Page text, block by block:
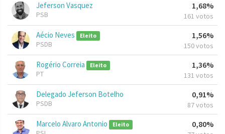
Jeferson Vasquez
PSB
1,68%
161 votos
Aécio Neves Eleito
PSDB
1,56%
150 votos
Rogério Correia Eleito
PT
1,36%
131 votos
Delegado Jeferson Botelho
PSDB
0,91%
87 votos
Marcelo Alvaro Antonio Eleito 0,80%